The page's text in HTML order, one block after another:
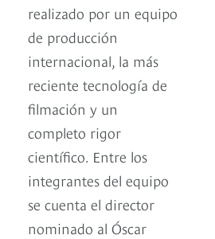
realizado por un equipo
de producción
internacional, la más
reciente tecnología de
filmación y un
completo rigor
científico. Entre los
integrantes del equipo
se cuenta el director
nominado al Óscar